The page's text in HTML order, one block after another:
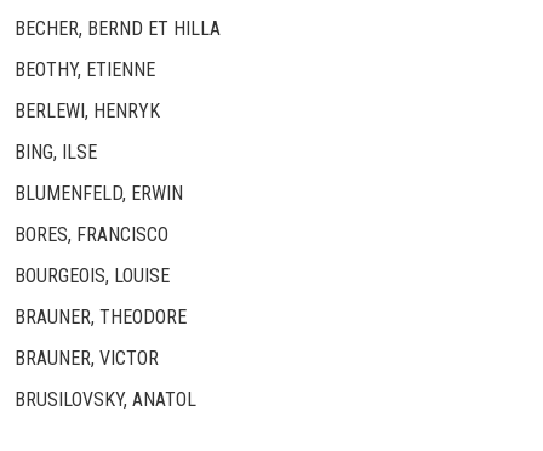
BECHER, BERND ET HILLA
BEOTHY, ETIENNE
BERLEWI, HENRYK
BING, ILSE
BLUMENFELD, ERWIN
BORES, FRANCISCO
BOURGEOIS, LOUISE
BRAUNER, THEODORE
BRAUNER, VICTOR
BRUSILOVSKY, ANATOL